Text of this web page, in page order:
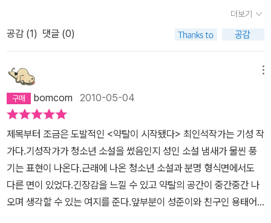
등학생 성준에게 작가가 가장 깊이 자신의 과거를 이입한 것 같은 느
낌을 받는다. 상습적으로 약탈이 일어나고 있는 시내 한복판 상가 장
이라는 의미가 아닐까 한다. 그렇게 보면 이 책의 제목도 그렇게 연결
이 되긴 하지만 많이 아쉽다. 너무나 많은 책들이, 아니 굳이 책이 아
니더라도 뉴스에서 신문에서 보고 들어 새로울게 없는 이야기들이 한
데 모여있는데서 더 나아가지 못했다는 생각 때문이다.
더보기
공감 (1) 댓글 (0)
bomcom 2010-05-04
제목부터 조금은 도발적인 <약탈이 시작됐다> 최인석작가는 기성 작
가다.기성작가가 청소년 소설을 썼음인지 성인 소설 냄새가 물씬 풍
기는 표현이 나온다.근래에 나온 청소년 소설과 분명 형식면에서도
다른 면이 있었다.긴장감을 느낄 수 있고 약탈의 공간이 중간중간 나
오며 생각할 수 있는 여지를 준다.앞부분이 성준이와 친구인 용태어